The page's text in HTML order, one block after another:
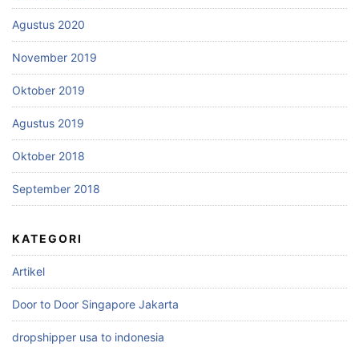
Agustus 2020
November 2019
Oktober 2019
Agustus 2019
Oktober 2018
September 2018
KATEGORI
Artikel
Door to Door Singapore Jakarta
dropshipper usa to indonesia